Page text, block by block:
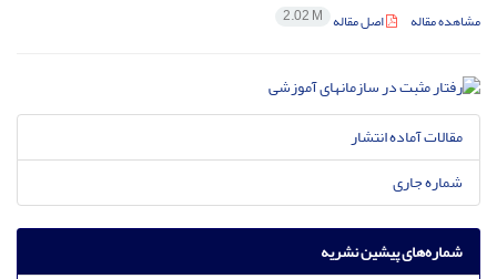
مشاهده مقاله اصل مقاله 2.02 M
مقالات آماده انتشار
شماره جاری
شماره‌های پیشین نشریه